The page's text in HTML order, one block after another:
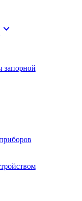
expand_more
запорной